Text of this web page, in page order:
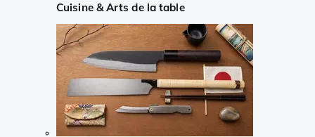
Cuisine & Arts de la table